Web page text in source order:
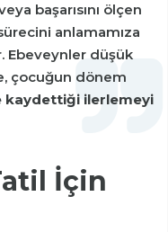
başarısını ölçen
anlamamıza
Ebeveynler düşük
çocuğun dönem
kaydettiği ilerlemeyi
İçin